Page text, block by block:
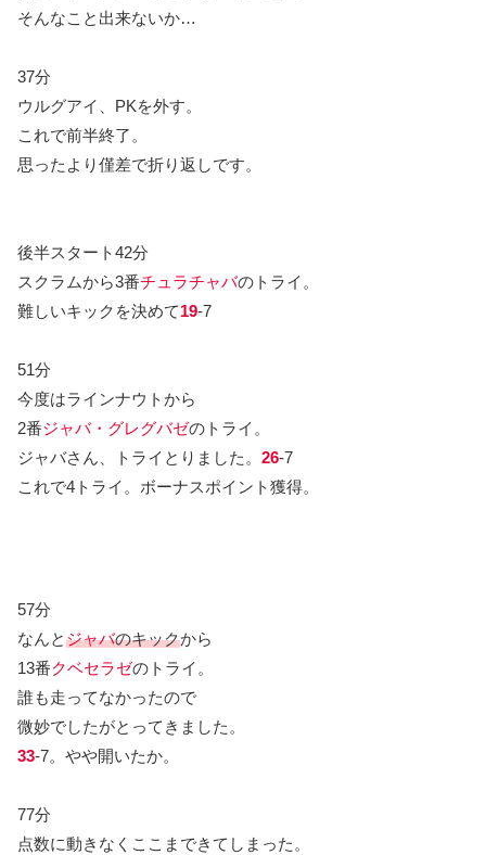
そんなこと出来ないか…
37分
ウルグアイ、PKを外す。
これで前半終了。
思ったより僅差で折り返しです。
後半スタート42分
スクラムから3番チュラチャバのトライ。
難しいキックを決めて19-7
51分
今度はラインナウトから
2番ジャバ・グレグバゼのトライ。
ジャバさん、トライとりました。 26-7
これで4トライ。ボーナスポイント獲得。
57分
なんとジャバのキックから
13番クベセラゼのトライ。
誰も走ってなかったので
微妙でしたがとってきました。
33-7。やや開いたか。
77分
点数に動きなくここまできてしまった。